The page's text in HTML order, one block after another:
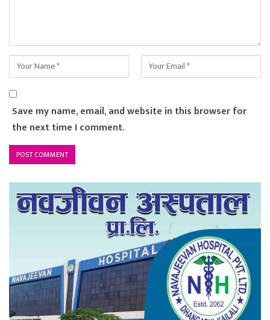
Save my name, email, and website in this browser for
the next time I comment.